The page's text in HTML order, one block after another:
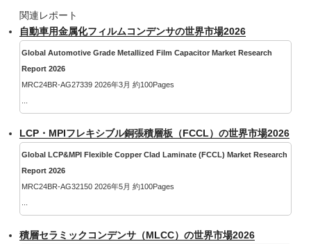
関連レポート
自動車用金属化フィルムコンデンサの世界市場2026
Global Automotive Grade Metallized Film Capacitor Market Research
Report 2026
MRC24BR-AG27339 2026年3月 約100Pages
LCP・MPIフレキシブル銅張積層板（FCCL）の世界市場2026
Global LCP&MPI Flexible Copper Clad Laminate (FCCL) Market Research
Report 2026
MRC24BR-AG32150 2026年5月 約100Pages
積層セラミックコンデンサ（MLCC）の世界市場2026